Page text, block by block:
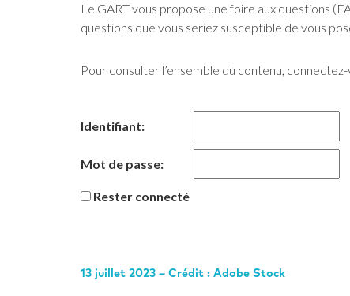
Le GART vous propose une foire aux questions
questions que vous seriez susceptible de vous
Pour consulter l’ensemble du contenu,
Identifiant:
Mot de passe:
Rester connecté
13 juillet 2023 – Crédit : Adobe Stock